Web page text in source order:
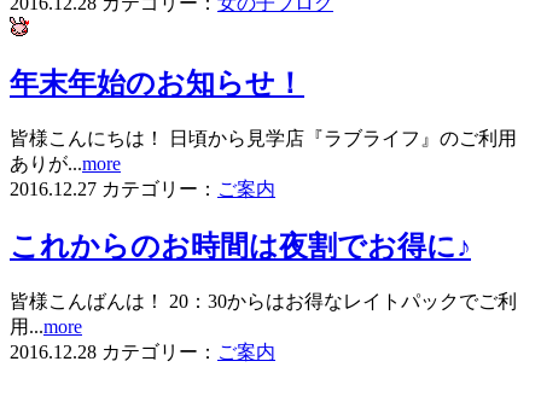
年末年始のお知らせ！
皆様こんにちは！ 日頃から見学店『ラブライフ』のご利用
ありが...more
2016.12.27 カテゴリー： ご案内
これからのお時間は夜割でお得に♪
皆様こんばんは！ 20：30からはお得なレイトパックでご利
用...more
2016.12.28 カテゴリー： ご案内